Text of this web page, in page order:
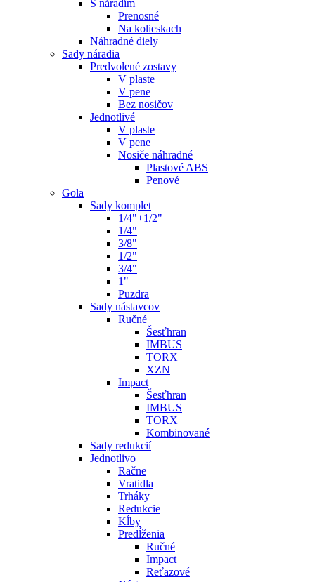
S náradím
Prenosné
Na kolieskach
Náhradné diely
Sady náradia
Predvolené zostavy
V plaste
V pene
Bez nosičov
Jednotlivé
V plaste
V pene
Nosiče náhradné
Plastové ABS
Penové
Gola
Sady komplet
1/4"+1/2"
1/4"
3/8"
1/2"
3/4"
1"
Puzdra
Sady nástavcov
Ručné
Šesťhran
IMBUS
TORX
XZN
Impact
Šesťhran
IMBUS
TORX
Kombinované
Sady redukcií
Jednotlivo
Račne
Vratidla
Trháky
Redukcie
Kĺby
Predĺženia
Ručné
Impact
Reťazové